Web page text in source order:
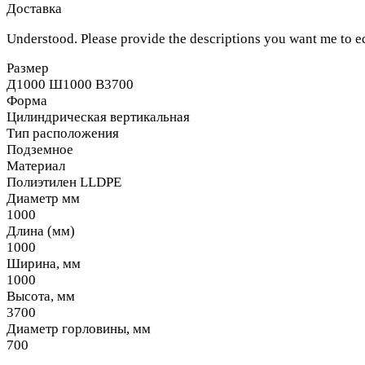
Доставка
Understood. Please provide the descriptions you want me to
Размер
Д1000 Ш1000 В3700
Форма
Цилиндрическая вертикальная
Тип расположения
Подземное
Материал
Полиэтилен LLDPE
Диаметр мм
1000
Длина (мм)
1000
Ширина, мм
1000
Высота, мм
3700
Диаметр горловины, мм
700